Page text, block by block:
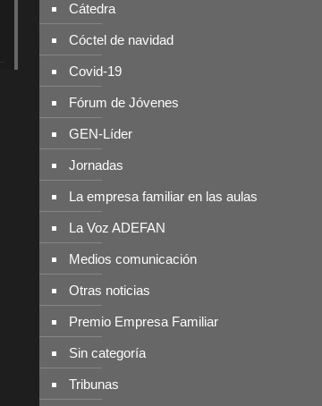
Cátedra
Cóctel de navidad
Covid-19
Fórum de Jóvenes
GEN-Líder
Jornadas
La empresa familiar en las aulas
La Voz ADEFAN
Medios comunicación
Otras noticias
Premio Empresa Familiar
Sin categoría
Tribunas